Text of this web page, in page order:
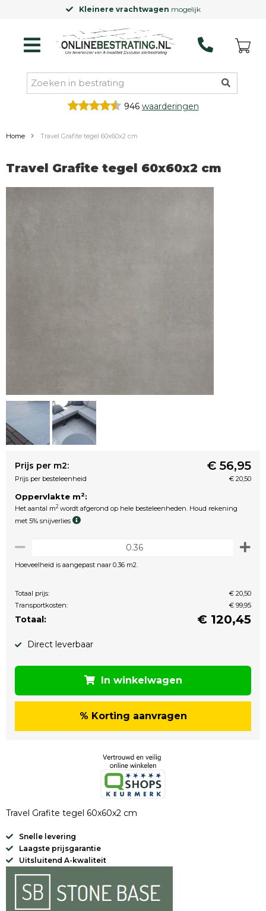
Kleinere vrachtwagen mogelijk
946 waarderingen
Home Travel Grafite tegel 60x60x2 cm
Travel Grafite tegel 60x60x2 cm
Prijs per m2: € 56,95
Prijs per besteleenheid € 20,50
Oppervlakte m2:
Het aantal m2 wordt afgerond op hele besteleenheden. Houd rekening
met 5% snijverlies
Hoeveelheid is aangepast naar 0.36 m2.
Totaal prijs:
€ 20,50
Transportkosten:
€ 99,95
Totaal: € 120,45
Direct leverbaar
In winkelwagen
% Korting aanvragen
Travel Grafite tegel 60x60x2 cm
Snelle levering
Laagste prijsgarantie
Uitsluitend A-kwaliteit